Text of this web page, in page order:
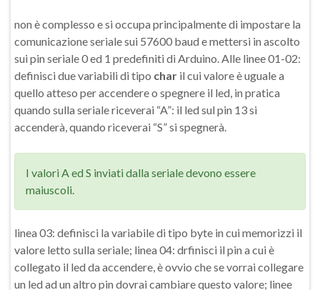
non è complesso e si occupa principalmente di impostare la
comunicazione seriale sui 57600 baud e mettersi in ascolto
sui pin seriale 0 ed 1 predefiniti di Arduino. Alle linee 01-02:
definisci due variabili di tipo char il cui valore è uguale a
quello atteso per accendere o spegnere il led, in pratica
quando sulla seriale riceverai “A”: il led sul pin 13 si
accenderà, quando riceverai “S” si spegnerà.
I valori A ed S inviati dalla seriale devono essere
maiuscoli.
linea 03: definisci la variabile di tipo byte in cui memorizzi il
valore letto sulla seriale; linea 04: drfinisci il pin a cui è
collegato il led da accendere, è ovvio che se vorrai collegare
un led ad un altro pin dovrai cambiare questo valore; linee